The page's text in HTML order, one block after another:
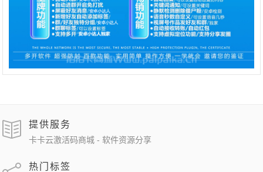
提供服务
卡卡云激活码商城 - 软件资源分享
热门标签